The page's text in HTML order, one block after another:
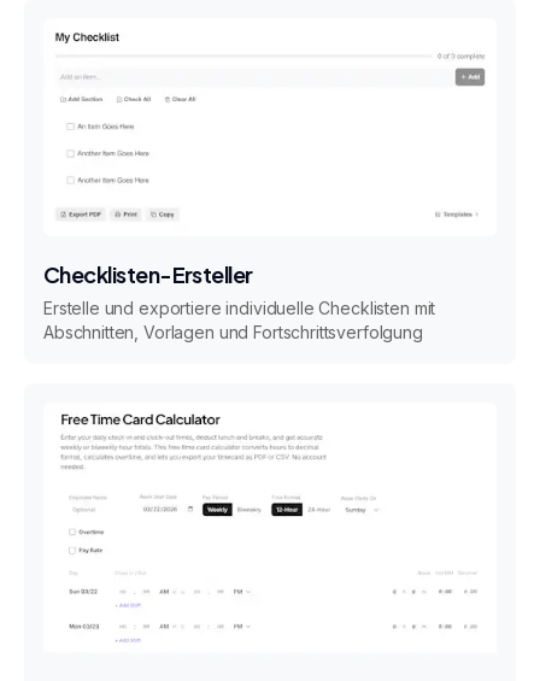
Checklisten-Ersteller
Erstelle und exportiere individuelle Checklisten mit
Abschnitten, Vorlagen und Fortschrittsverfolgung